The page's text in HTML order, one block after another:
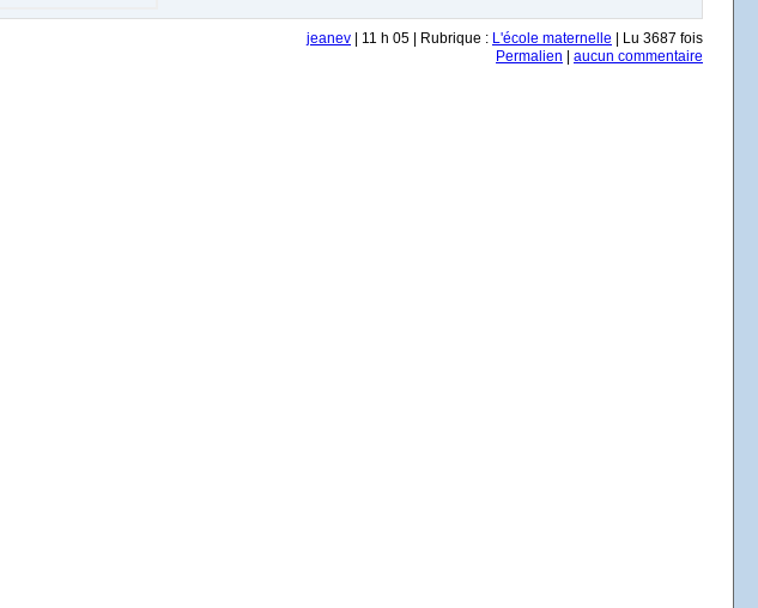
jeanev | 11 h 05 | Rubrique : L'école maternelle | Lu 3687 fois
Permalien
aucun commentaire